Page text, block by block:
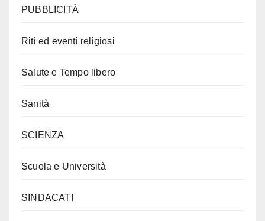
PUBBLICITÀ
Riti ed eventi religiosi
Salute e Tempo libero
Sanità
SCIENZA
Scuola e Università
SINDACATI